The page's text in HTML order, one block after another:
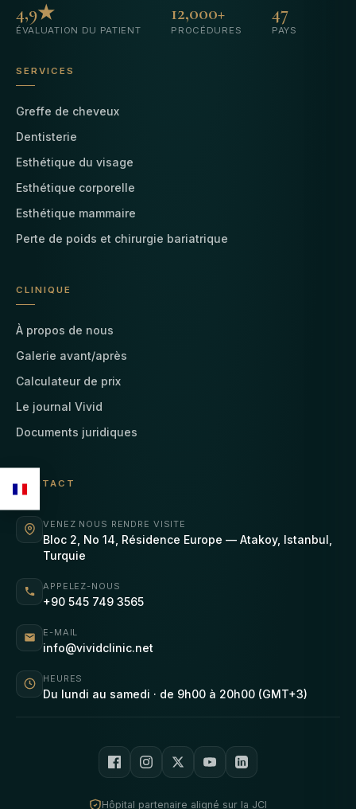
4,9★
ÉVALUATION DU PATIENT
12,000+
PROCÉDURES
47
PAYS
SERVICES
Greffe de cheveux
Dentisterie
Esthétique du visage
Esthétique corporelle
Esthétique mammaire
Perte de poids et chirurgie bariatrique
CLINIQUE
À propos de nous
Galerie avant/après
Calculateur de prix
Le journal Vivid
Documents juridiques
CONTACT
VENEZ NOUS RENDRE VISITE
Bloc 2, No 14, Résidence Europe — Atakoy, Istanbul,
Turquie
APPELEZ-NOUS
+90 545 749 3565
E-MAIL
info@vividclinic.net
HEURES
Du lundi au samedi · de 9h00 à 20h00 (GMT+3)
Hôpital partenaire aligné sur la JCI